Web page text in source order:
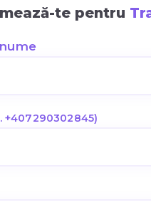
te pentru
+407290302845)